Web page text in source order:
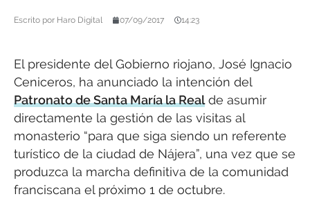
Escrito por Haro Digital 07/09/2017 14:23
El presidente del Gobierno riojano, José Ignacio
Ceniceros, ha anunciado la intención del
Patronato de Santa María la Realde asumir
directamente la gestión de las visitas al
monasterio “para que siga siendo un referente
turístico de la ciudad de Nájera”, una vez que se
produzca la marcha definitiva de la comunidad
franciscana el próximo 1 de octubre.